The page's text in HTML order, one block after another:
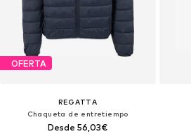
OFERTA
REGATTA
Chaqueta de entretiempo
Desde 56,03€